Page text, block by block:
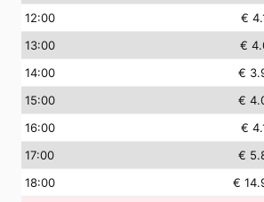
12:00 €
13:00 €
14:00 €
15:00 €
16:00 €
17:00 €
18:00 €